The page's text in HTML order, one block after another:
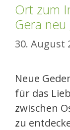
Ort zum
Gera
30. August
Neue
für das
zwischen
zu